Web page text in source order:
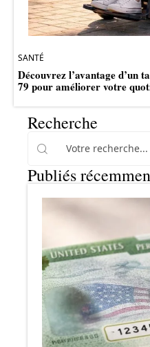
SANTÉ
Découvrez l’avantage d’un
79 pour améliorer votre
Recherche
Publiés